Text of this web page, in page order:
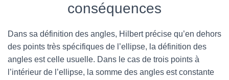
conséquences
Dans sa définition des angles, Hilbert précise qu’en dehors
des points très spécifiques de l’ellipse, la définition des
angles est celle usuelle. Dans le cas de trois points à
l’intérieur de l’ellipse, la somme des angles est constante